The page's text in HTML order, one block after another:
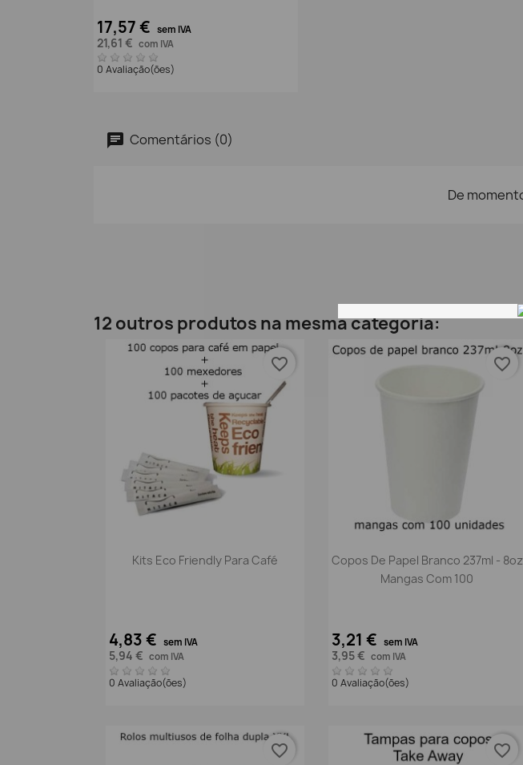
17,57 € sem IVA
21,61 € com IVA
0 Avaliação(ões)
Comentários (0)
De
12 outros produtos na mesma categoria:
Vista rápida
Kits Eco Friendly Para Café
4,83 € sem IVA
5,94 € com IVA
0 Avaliação(ões)
favorite_border
Vista rápida
Copos De Papel Branco 237ml - 8oz
Mangas Com 100
3,21 € sem IVA
3,95 € com IVA
0 Avaliação(ões)
favorite_border
favorite_border favorite_border